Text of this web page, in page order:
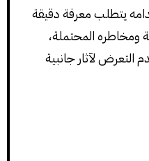
يتطلب معرفة دقيقة
ومخاطره المحتملة،
لآثار جانبية